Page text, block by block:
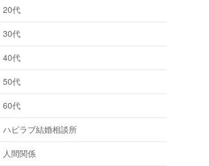
20代
30代
40代
50代
60代
ハピラブ結婚相談所
人間関係